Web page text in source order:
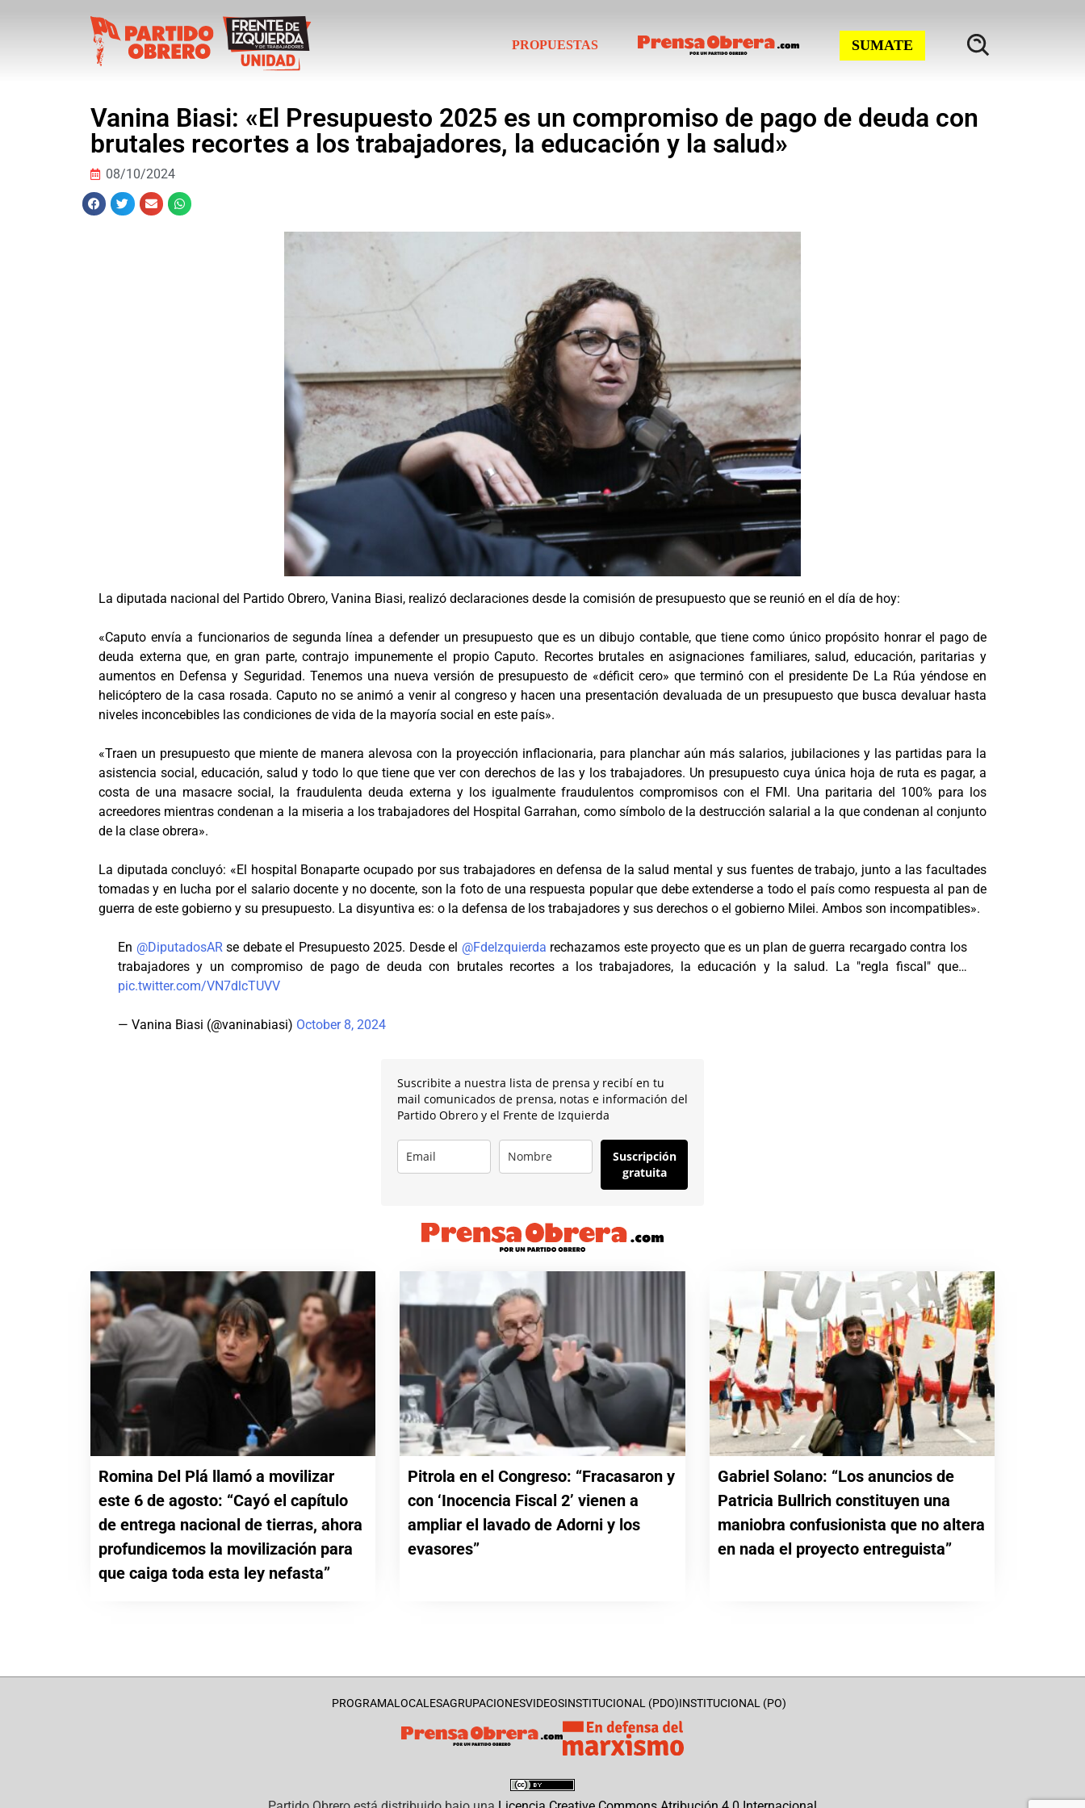
PROPUESTAS SUMATE
Vanina Biasi: «El Presupuesto 2025 es un compromiso de pago de deuda con
brutales recortes a los trabajadores, la educación y la salud»
08/10/2024
La diputada nacional del Partido Obrero, Vanina Biasi, realizó declaraciones desde la comisión de presupuesto que se reunió en el día de hoy:
«Caputo envía a funcionarios de segunda línea a defender un presupuesto que es un dibujo contable, que tiene como único propósito honrar el pago de
deuda externa que, en gran parte, contrajo impunemente el propio Caputo. Recortes brutales en asignaciones familiares, salud, educación, paritarias y
aumentos en Defensa y Seguridad. Tenemos una nueva versión de presupuesto de «déficit cero» que terminó con el presidente De La Rúa yéndose en
helicóptero de la casa rosada. Caputo no se animó a venir al congreso y hacen una presentación devaluada de un presupuesto que busca devaluar hasta
niveles inconcebibles las condiciones de vida de la mayoría social en este país».
«Traen un presupuesto que miente de manera alevosa con la proyección inflacionaria, para planchar aún más salarios, jubilaciones y las partidas para la
asistencia social, educación, salud y todo lo que tiene que ver con derechos de las y los trabajadores. Un presupuesto cuya única hoja de ruta es pagar, a
costa de una masacre social, la fraudulenta deuda externa y los igualmente fraudulentos compromisos con el FMI. Una paritaria del 100% para los
acreedores mientras condenan a la miseria a los trabajadores del Hospital Garrahan, como símbolo de la destrucción salarial a la que condenan al conjunto
de la clase obrera».
La diputada concluyó: «El hospital Bonaparte ocupado por sus trabajadores en defensa de la salud mental y sus fuentes de trabajo, junto a las facultades
tomadas y en lucha por el salario docente y no docente, son la foto de una respuesta popular que debe extenderse a todo el país como respuesta al pan de
guerra de este gobierno y su presupuesto. La disyuntiva es: o la defensa de los trabajadores y sus derechos o el gobierno Milei. Ambos son incompatibles».
En @DiputadosARse debate el Presupuesto 2025. Desde el @FdeIzquierda rechazamos este proyecto que es un plan de guerra recargado contra los
trabajadores y un compromiso de pago de deuda con brutales recortes a los trabajadores, la educación y la salud. La "regla fiscal" que…
pic.twitter.com/VN7dlcTUVV
— Vanina Biasi (@vaninabiasi) October 8, 2024
Suscribite a nuestra lista de prensa y recibí en tu
mail comunicados de prensa, notas e información del
Partido Obrero y el Frente de Izquierda
Suscripción
gratuita
Romina Del Plá llamó a movilizar
este 6 de agosto: “Cayó el capítulo
de entrega nacional de tierras, ahora
profundicemos la movilización para
que caiga toda esta ley nefasta”
Pitrola en el Congreso: “Fracasaron y
con ‘Inocencia Fiscal 2’ vienen a
ampliar el lavado de Adorni y los
evasores”
Gabriel Solano: “Los anuncios de
Patricia Bullrich constituyen una
maniobra confusionista que no altera
en nada el proyecto entreguista”
PROGRAMALOCALESAGRUPACIONESVIDEOSINSTITUCIONAL (PDO)INSTITUCIONAL (PO)